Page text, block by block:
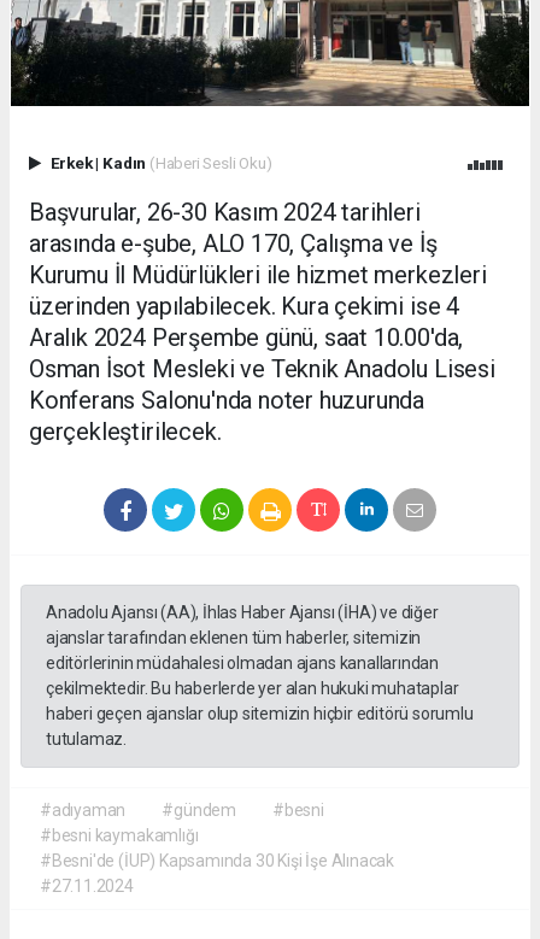
Erkek| Kadın (Haberi Sesli Oku)
Başvurular, 26-30 Kasım 2024 tarihleri
arasında e-şube, ALO 170, Çalışma ve İş
Kurumu İl Müdürlükleri ile hizmet merkezleri
üzerinden yapılabilecek. Kura çekimi ise 4
Aralık 2024 Perşembe günü, saat 10.00'da,
Osman İsot Mesleki ve Teknik Anadolu Lisesi
Konferans Salonu'nda noter huzurunda
gerçekleştirilecek.
Anadolu Ajansı (AA), İhlas Haber Ajansı (İHA) ve diğer
ajanslar tarafından eklenen tüm haberler, sitemizin
editörlerinin müdahalesi olmadan ajans kanallarından
çekilmektedir. Bu haberlerde yer alan hukuki muhataplar
haberi geçen ajanslar olup sitemizin hiçbir editörü sorumlu
tutulamaz.
#adıyaman #gündem
#besni
#besni kaymakamlığı
#Besni'de (İUP) Kapsamında 30 Kişi İşe Alınacak
#27.11.2024